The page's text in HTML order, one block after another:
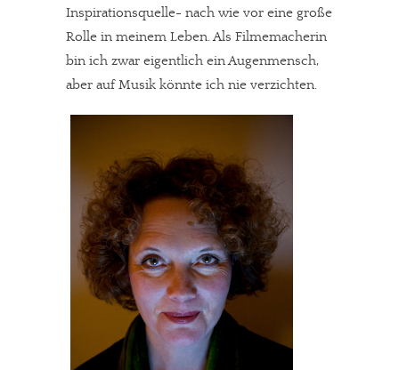
Inspirationsquelle- nach wie vor eine große
Rolle in meinem Leben. Als Filmemacherin
bin ich zwar eigentlich ein Augenmensch,
aber auf Musik könnte ich nie verzichten.